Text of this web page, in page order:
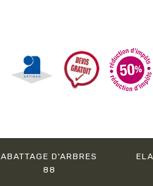
ABATTAGE D'ARBRES
88